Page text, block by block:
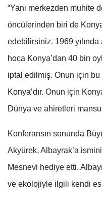
“Yani merkezden muhite
öncülerinden biri de
edebilirsiniz. 1969
hoca Konya’dan 40 bin
iptal edilmiş. Onun için
Konya’dır. Onun için
Dünya ve ahiretleri
Konferansın sonunda
Akyürek, Albayrak’a
Mesnevi hediye etti.
ve ekolojiyle ilgili kendi